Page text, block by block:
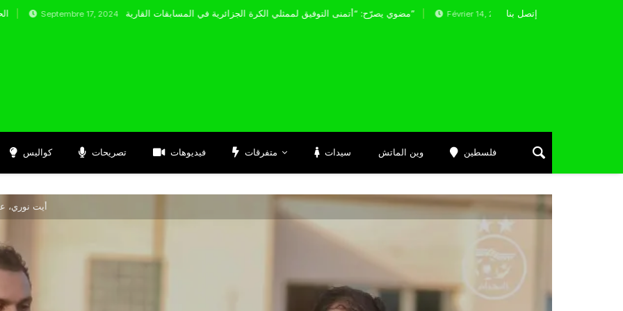
17, 2024 مضوي يصرّح: “أتمنى التوفيق لممثلي الكرة الجزائرية في المسابقات القارية” Février 14, 2025 إتصل بنا
كواليس تصريحات فيديوهات متفرقات سيدات وين الماتش فلسطين
أيت نوري،